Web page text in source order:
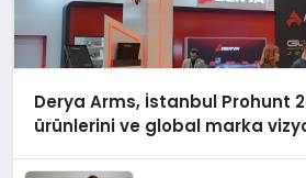
Derya Arms, İstanbul Prohunt
ürünlerini ve global marka